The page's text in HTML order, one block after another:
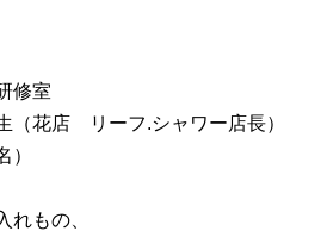
修室
花店 リーフ.シャワー店長）
）
れもの、